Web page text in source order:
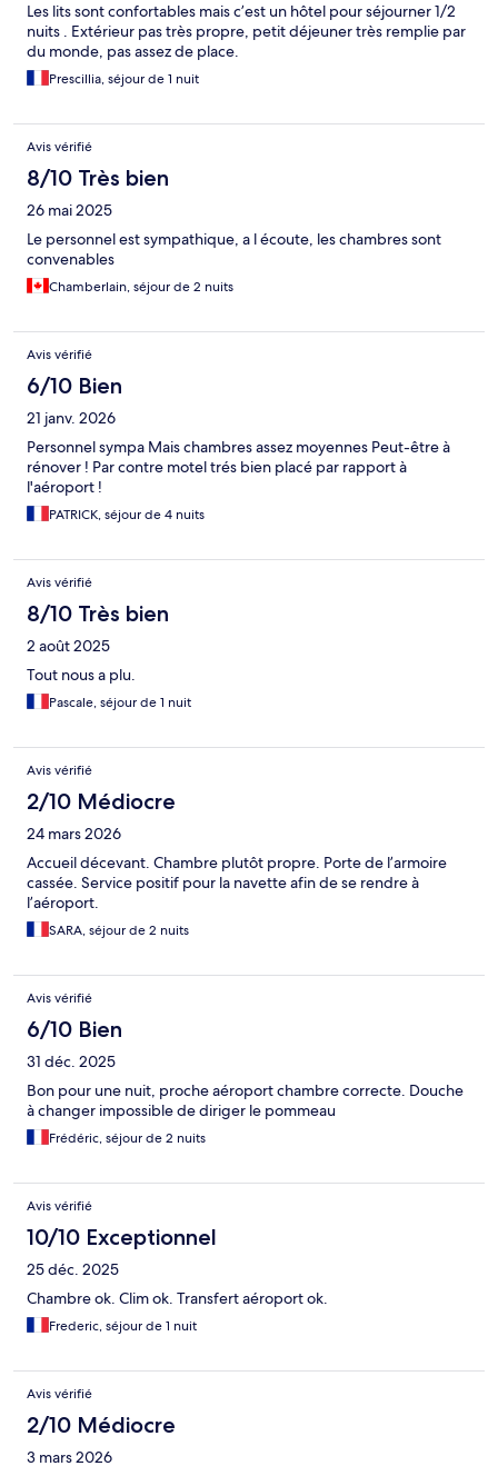
Les lits sont confortables mais c’est un hôtel pour séjourner 1/2
nuits . Extérieur pas très propre, petit déjeuner très remplie par
du monde, pas assez de place.
Prescillia, séjour de 1 nuit
Avis vérifié
8/10 Très bien
26 mai 2025
Le personnel est sympathique, a l écoute, les chambres sont
convenables
Chamberlain, séjour de 2 nuits
Avis vérifié
6/10 Bien
21 janv. 2026
Personnel sympa Mais chambres assez moyennes Peut-être à
rénover ! Par contre motel trés bien placé par rapport à
l'aéroport !
PATRICK, séjour de 4 nuits
Avis vérifié
8/10 Très bien
2 août 2025
Tout nous a plu.
Pascale, séjour de 1 nuit
Avis vérifié
2/10 Médiocre
24 mars 2026
Accueil décevant. Chambre plutôt propre. Porte de l’armoire
cassée. Service positif pour la navette afin de se rendre à
l’aéroport.
SARA, séjour de 2 nuits
Avis vérifié
6/10 Bien
31 déc. 2025
Bon pour une nuit, proche aéroport chambre correcte. Douche
à changer impossible de diriger le pommeau
Frédéric, séjour de 2 nuits
Avis vérifié
10/10 Exceptionnel
25 déc. 2025
Chambre ok. Clim ok. Transfert aéroport ok.
Frederic, séjour de 1 nuit
Avis vérifié
2/10 Médiocre
3 mars 2026